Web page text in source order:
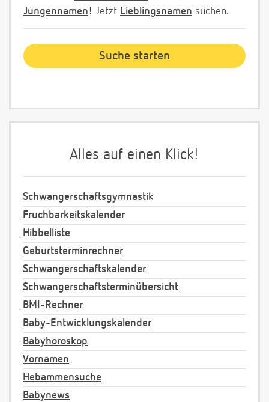
Jungennamen! Jetzt Lieblingsnamen suchen.
Alles auf einen Klick!
Schwangerschaftsgymnastik
Fruchbarkeitskalender
Hibbelliste
Geburtsterminrechner
Schwangerschaftskalender
Schwangerschaftsterminübersicht
BMI-Rechner
Baby-Entwicklungskalender
Babyhoroskop
Vornamen
Hebammensuche
Babynews